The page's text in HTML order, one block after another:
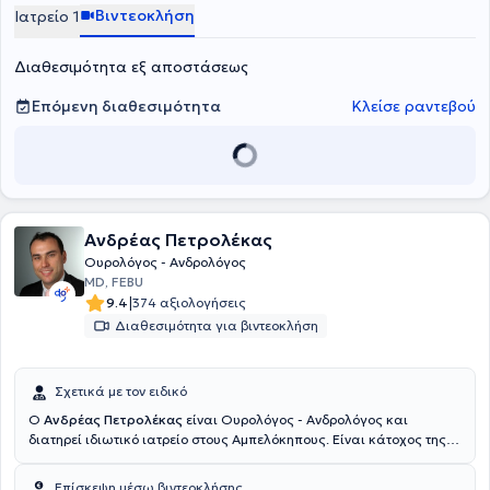
Ιατρείο 1 Βιντεοκλήση
Διαθεσιμότητα εξ αποστάσεως
Επόμενη διαθεσιμότητα
Κλείσε ραντεβού
Ανδρέας Πετρολέκας
Ουρολόγος - Ανδρολόγος
MD, FEBU
9.4|374 αξιολογήσεις
Διαθεσιμότητα για βιντεοκλήση
Σχετικά με τον ειδικό
Ο Ανδρέας Πετρολέκας
διατηρεί ιδιωτικό ιατρείο στους Αμπελόκηπους. Είναι κάτοχος της
σε διεθνώς αναγνωρισμένες κλινικές και κέντρα εξωσωματικής